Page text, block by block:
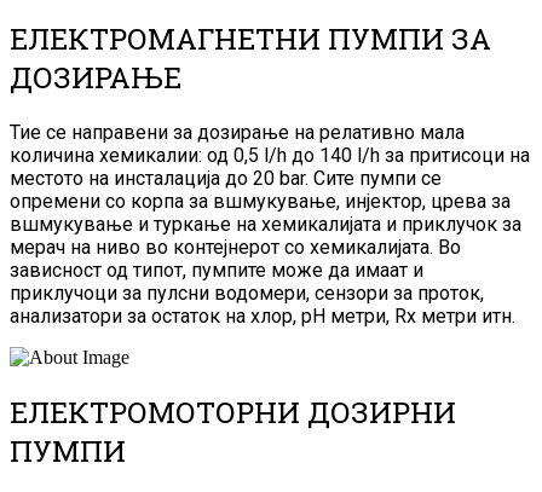
ЕЛЕКТРОМАГНЕТНИ ПУМПИ ЗА
ДОЗИРАЊЕ
Тие се направени за дозирање на релативно мала
количина хемикалии: од 0,5 l/h до 140 l/h за притисоци на
местото на инсталација до 20 bar. Сите пумпи се
опремени со корпа за вшмукување, инјектор, црева за
вшмукување и туркање на хемикалијата и приклучок за
мерач на ниво во контејнерот со хемикалијата. Во
зависност од типот, пумпите може да имаат и
приклучоци за пулсни водомери, сензори за проток,
анализатори за остаток на хлор, pH метри, Rx метри итн.
ЕЛЕКТРОМОТОРНИ ДОЗИРНИ
ПУМПИ